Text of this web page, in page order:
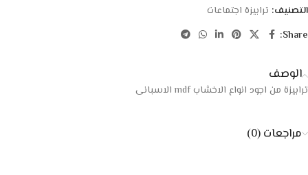
التصنيف: ترابيزة اجتماعات
Share:
الوصف
ترابيزة من اجود انواع الاخشاب mdf الاسبانى
مراجعات (0)